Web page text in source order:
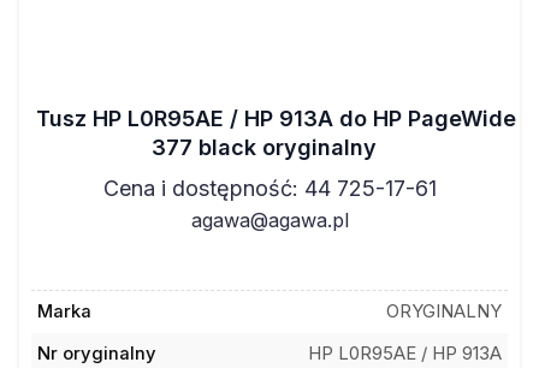
Tusz HP L0R95AE / HP 913A do HP PageWide
377 black oryginalny
Cena i dostępność: 44 725-17-61
agawa@agawa.pl
Marka
ORYGINALNY
Nr oryginalny
HP L0R95AE / HP 913A